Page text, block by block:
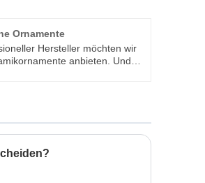
zu präsentieren.
Ornamente
Hersteller möchten wir
anbieten. Und